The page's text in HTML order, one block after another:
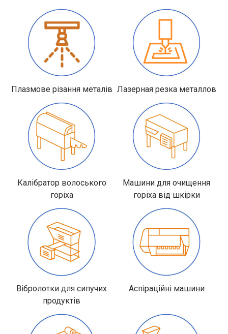
Плазмове різання металів Лазерная резка металлов
Калібратор волоського
горіха
Машини для очищення
горіха від шкірки
Вібролотки для сипучих
продуктів
Аспіраційні машини